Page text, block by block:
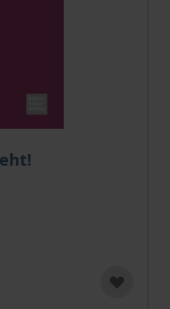
chosen on the